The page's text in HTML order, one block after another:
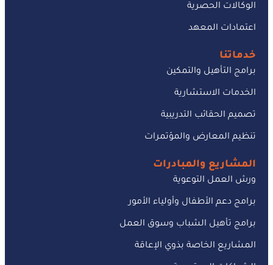
الوكالات الحصرية
اعتمادات المعهد
خدماتنا
برامج التأهيل والتمكين
الخدمات الاستشارية
تصميم الحقائب التدريبية
تنظيم المعارض والمؤتمرات
المشاريع والمبادرات
ورش العمل التوعوية
برامج دعم الأطفال وأولياء الأمور
برامج تأهيل الشباب وسوق العمل
المشاريع الخاصة بذوي الإعاقة